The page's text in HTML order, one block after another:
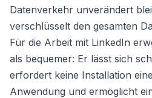
Datenverkehr unverändert
verschlüsselt den gesamten
Für die Arbeit mit LinkedIn
als bequemer: Er lässt sich
erfordert keine Installation
Anwendung und ermöglicht